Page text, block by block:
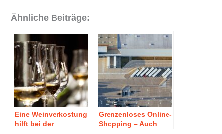
Ähnliche Beiträge:
Eine Weinverkostung
hilft bei der
Grenzenloses Online-
Shopping – Auch